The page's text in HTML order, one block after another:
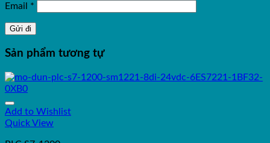
Email *
Sản phẩm tương tự
Add to Wishlist
Quick View